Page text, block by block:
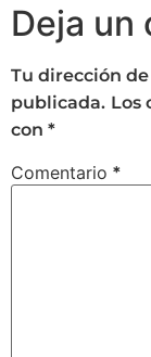
Deja un
Tu dirección
publicada. Los
con *
Comentario *